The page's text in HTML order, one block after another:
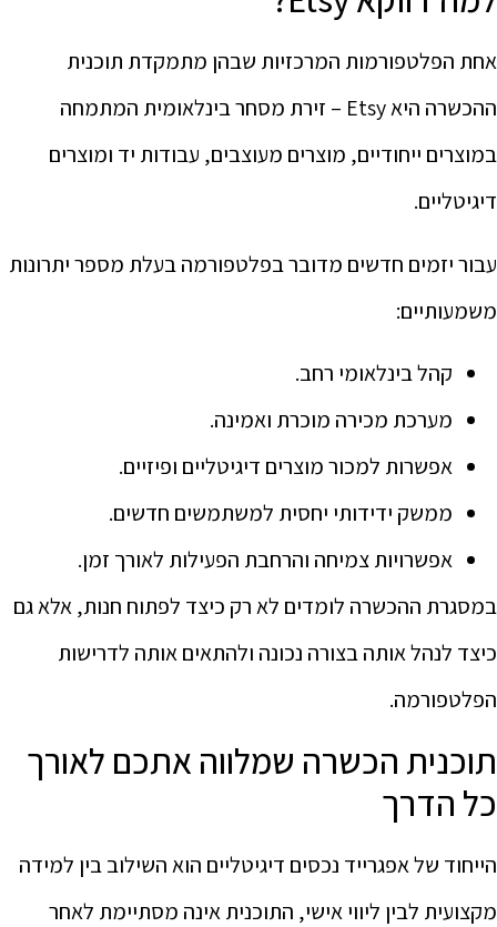
אחת הפלטפורמות המרכזיות שבהן מתמקדת תוכנית
ההכשרה היא Etsy – זירת מסחר בינלאומית המתמחה
במוצרים ייחודיים, מוצרים מעוצבים, עבודות יד ומוצרים
דיגיטליים.
עבור יזמים חדשים מדובר בפלטפורמה בעלת מספר יתרונות
משמעותיים:
קהל בינלאומי רחב.
מערכת מכירה מוכרת ואמינה.
אפשרות למכור מוצרים דיגיטליים ופיזיים.
ממשק ידידותי יחסית למשתמשים חדשים.
אפשרויות צמיחה והרחבת הפעילות לאורך זמן.
במסגרת ההכשרה לומדים לא רק כיצד לפתוח חנות, אלא גם
כיצד לנהל אותה בצורה נכונה ולהתאים אותה לדרישות
הפלטפורמה.
תוכנית הכשרה שמלווה אתכם לאורך
כל הדרך
הייחוד של אפגרייד נכסים דיגיטליים הוא השילוב בין למידה
מקצועית לבין ליווי אישי, התוכנית אינה מסתיימת לאחר